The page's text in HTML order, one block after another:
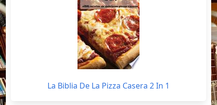
La Biblia De La Pizza Casera 2 In 1